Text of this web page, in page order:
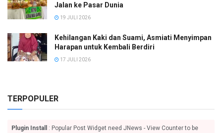
Jalan ke Pasar Dunia
19 JULI 2026
Kehilangan Kaki dan Suami, Asmiati Menyimpan
Harapan untuk Kembali Berdiri
17 JULI 2026
TERPOPULER
Plugin Install
: Popular Post Widget need JNews - View Counter to be